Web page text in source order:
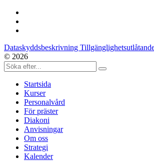
Dataskyddsbeskrivning
© 2026
Startsida
Kurser
Personalvård
För präster
Diakoni
Anvisningar
Om oss
Strategi
Kalender